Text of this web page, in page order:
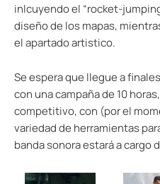
inlcuyendo el “rocket-
diseño de los mapas,
el apartado artistico.
Se espera que llegue a
con una campaña de 10
competitivo, con (por el
variedad de herramientas
banda sonora estará a cargo